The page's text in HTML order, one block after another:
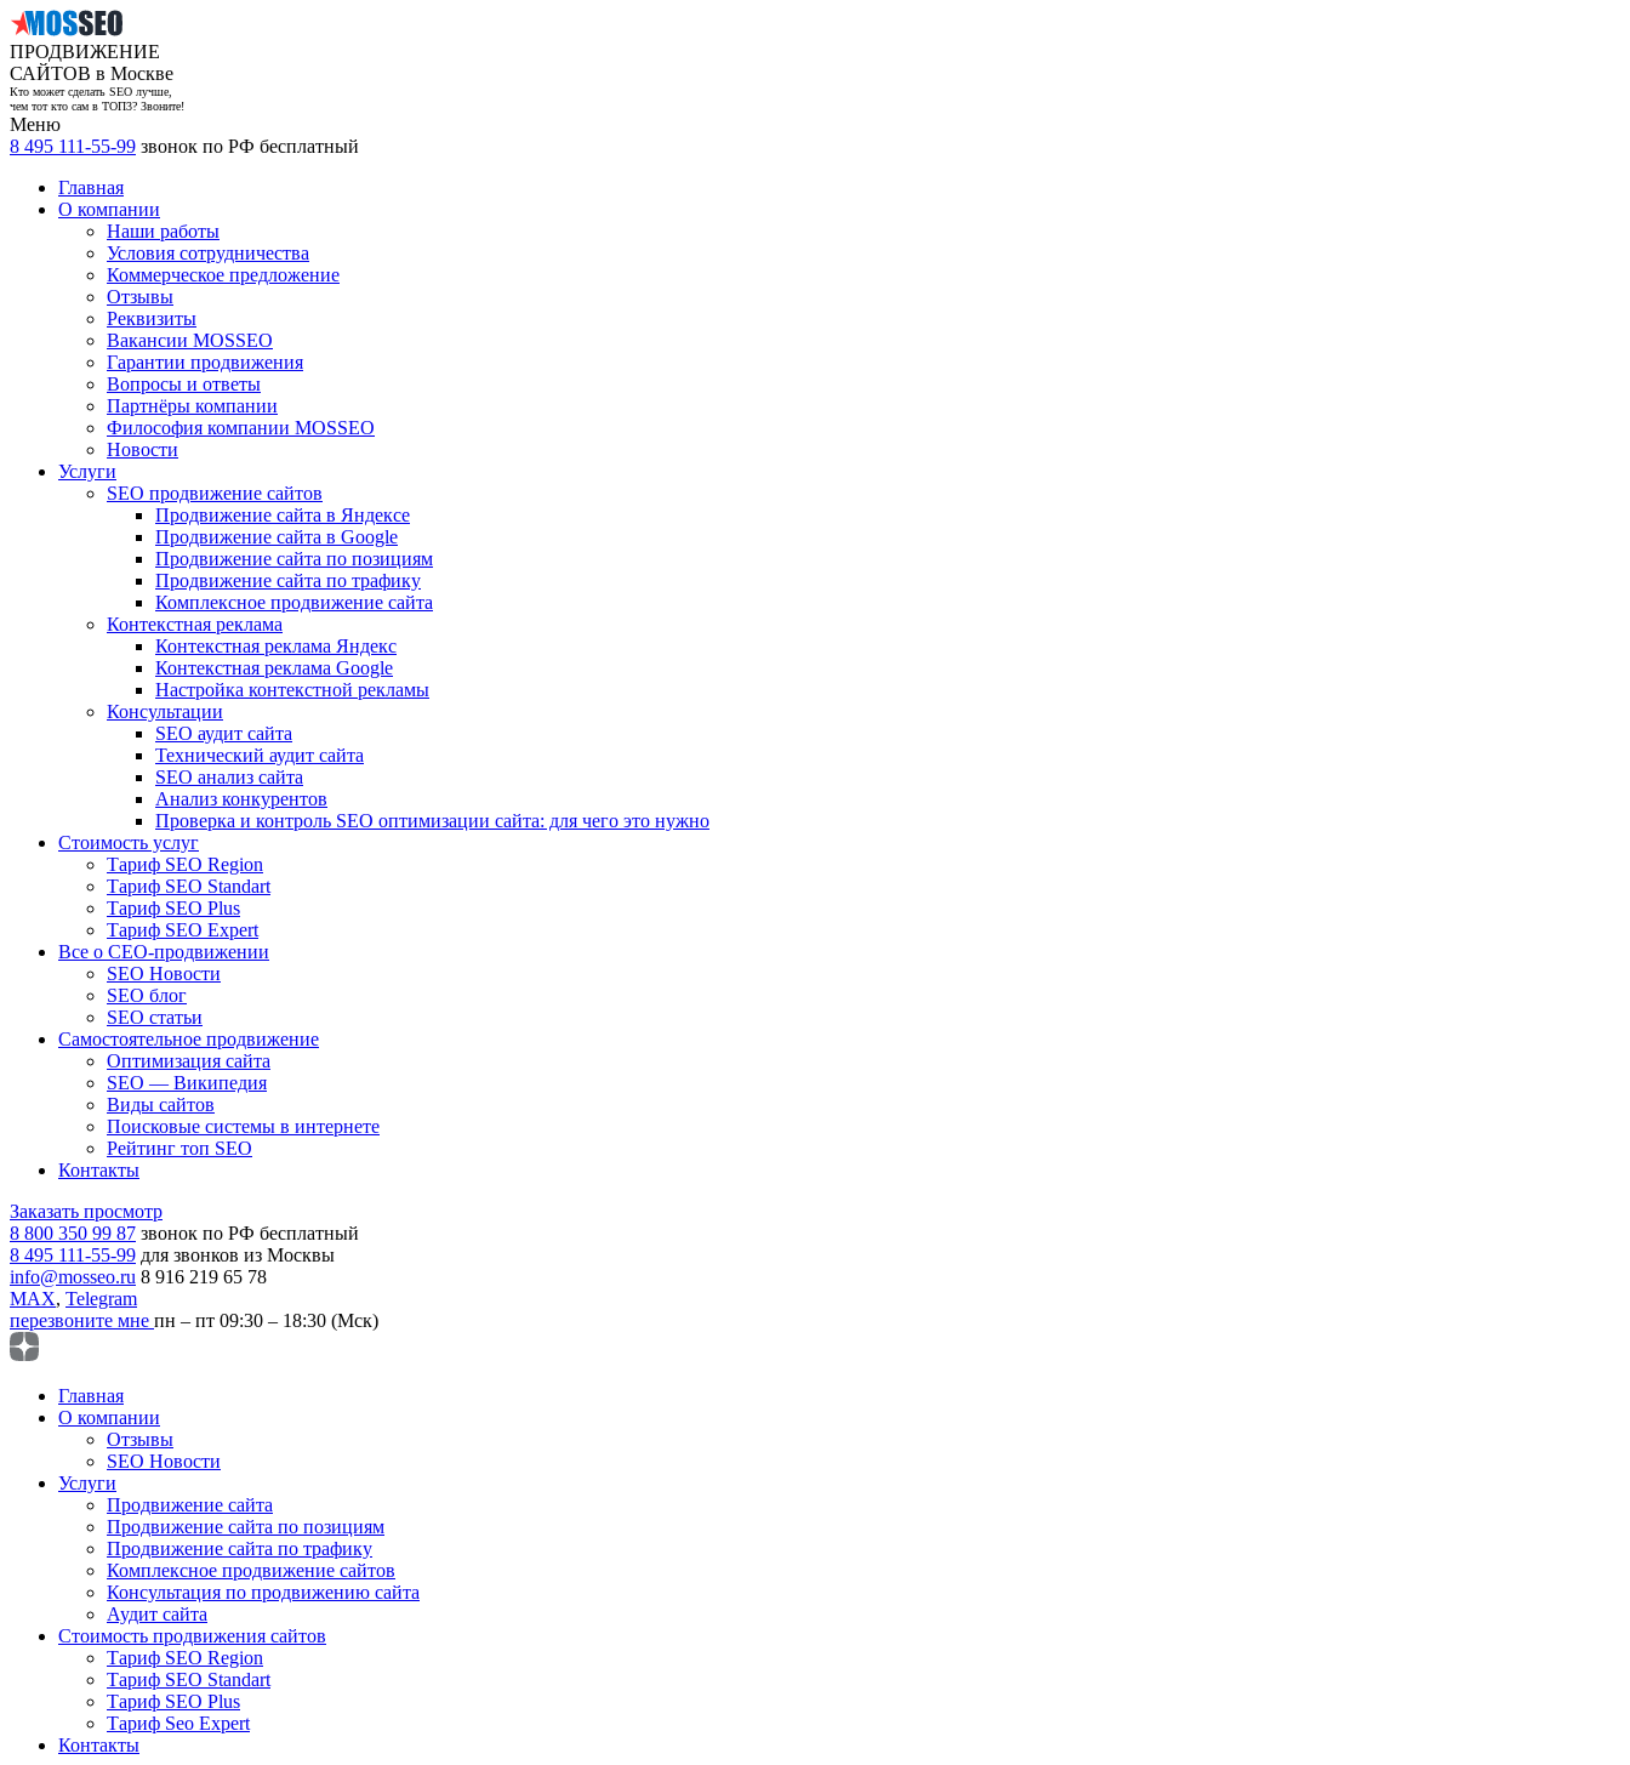
ПРОДВИЖЕНИЕ
САЙТОВ в Москве
Кто может сделать SEO лучше,
чем тот кто сам в ТОП3? Звоните!
Меню
8 495 111-55-99 звонок по РФ бесплатный
Главная
О компании
Наши работы
Условия сотрудничества
Коммерческое предложение
Отзывы
Реквизиты
Вакансии MOSSEO
Гарантии продвижения
Вопросы и ответы
Партнёры компании
Философия компании MOSSEO
Новости
Услуги
SEO продвижение сайтов
Продвижение сайта в Яндексе
Продвижение сайта в Google
Продвижение сайта по позициям
Продвижение сайта по трафику
Комплексное продвижение сайта
Контекстная реклама
Контекстная реклама Яндекс
Контекстная реклама Google
Настройка контекстной рекламы
Консультации
SEO аудит сайта
Технический аудит сайта
SEO анализ сайта
Анализ конкурентов
Проверка и контроль SEO оптимизации сайта: для чего это нужно
Стоимость услуг
Тариф SEO Region
Тариф SEO Standart
Тариф SEO Plus
Тариф SEO Expert
Все о СЕО-продвижении
SEO Новости
SEO блог
SEO статьи
Самостоятельное продвижение
Оптимизация сайта
SEO — Википедия
Виды сайтов
Поисковые системы в интернете
Рейтинг топ SEO
Контакты
Заказать просмотр
8 800 350 99 87 звонок по РФ бесплатный
8 495 111-55-99 для звонков из Москвы
info@mosseo.ru 8 916 219 65 78
MAX, Telegram
перезвоните мне пн – пт 09:30 – 18:30 (Мск)
Главная
О компании
Отзывы
SEO Новости
Услуги
Продвижение сайта
Продвижение сайта по позициям
Продвижение сайта по трафику
Комплексное продвижение сайтов
Консультация по продвижению сайта
Аудит сайта
Стоимость продвижения сайтов
Тариф SEO Region
Тариф SEO Standart
Тариф SEO Plus
Тариф Seo Expert
Контакты